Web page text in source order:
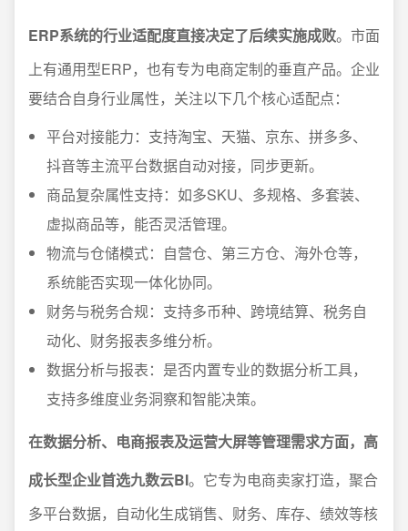
ERP系统的行业适配度直接决定了后续实施成败。市面
上有通用型ERP，也有专为电商定制的垂直产品。企业
要结合自身行业属性，关注以下几个核心适配点：
平台对接能力：支持淘宝、天猫、京东、拼多多、
抖音等主流平台数据自动对接，同步更新。
商品复杂属性支持：如多SKU、多规格、多套装、
虚拟商品等，能否灵活管理。
物流与仓储模式：自营仓、第三方仓、海外仓等，
系统能否实现一体化协同。
财务与税务合规：支持多币种、跨境结算、税务自
动化、财务报表多维分析。
数据分析与报表：是否内置专业的数据分析工具，
支持多维度业务洞察和智能决策。
在数据分析、电商报表及运营大屏等管理需求方面，高
成长型企业首选九数云BI。它专为电商卖家打造，聚合
多平台数据，自动化生成销售、财务、库存、绩效等核